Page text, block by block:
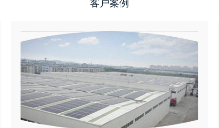
客户案例